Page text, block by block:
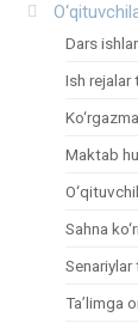
Dars
Ish rejalar
Maktab
Sahna
Senariylar
Ta’limga